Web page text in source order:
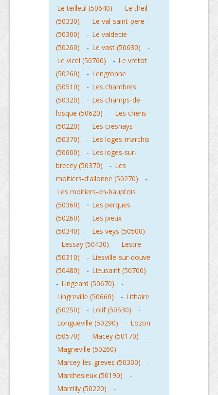
Le teilleul (50640)
- Le theil
(50330)
- Le val-saint-pere
(50300)
- Le valdecie
(50260)
- Le vast (50630)
-
Le vicel (50760)
- Le vretot
(50260)
- Lengronne
(50510)
- Les chambres
(50320)
- Les champs-de-
losque (50620)
- Les cheris
(50220)
- Les cresnays
(50370)
- Les loges-marchis
(50600)
- Les loges-sur-
brecey (50370)
- Les
moitiers-d'allonne (50270)
-
Les moitiers-en-bauptois
(50360)
- Les perques
(50260)
- Les pieux
(50340)
- Les veys (50500)
- Lessay (50430) - Lestre
(50310)
- Liesville-sur-douve
(50480)
- Lieusaint (50700)
- Lingeard (50670)
-
Lingreville (50660)
- Lithaire
(50250)
- Lolif (50530)
-
Longueville (50290)
- Lozon
(50570)
- Macey (50170)
-
Magneville (50260)
-
Marcey-les-greves (50300)
-
Marchesieux (50190)
-
Marcilly (50220)
-